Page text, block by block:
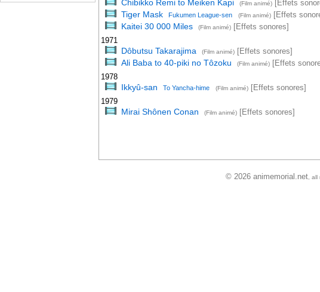
Chibikko Remi to Meiken Kapi (Film animé)[Effets
Tiger Mask Fukumen League-sen (Film animé)[Effets
Kaitei 30 000 Miles (Film animé)[Effets sonores]
1971
Dôbutsu Takarajima (Film animé)[Effets sonores]
Ali Baba to 40-piki no Tôzoku (Film animé)[Effets
1978
Ikkyû-san To Yancha-hime (Film animé)[Effets sonores]
1979
Mirai Shônen Conan (Film animé)[Effets sonores]
© 2026 animemorial.net, all